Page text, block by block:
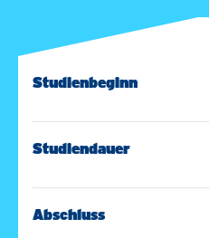
Studienbeginn
Studiendauer
Abschluss